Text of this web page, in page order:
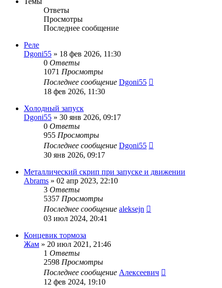
Ответы
Просмотры
Последнее сообщение
Реле
Dgoni55 » 18 фев 2026, 11:30
0 Ответы
1071 Просмотры
Последнее сообщение Dgoni55
18 фев 2026, 11:30
Холодный запуск
Dgoni55 » 30 янв 2026, 09:17
0 Ответы
955 Просмотры
Последнее сообщение Dgoni55
30 янв 2026, 09:17
Металлический скрип при запуске и движении
Abrams » 02 апр 2023, 22:10
3 Ответы
5357 Просмотры
Последнее сообщение aleksejn
03 июл 2024, 20:41
Концевик тормоза
Жам » 20 июл 2021, 21:46
1 Ответы
2598 Просмотры
Последнее сообщение Алексеевич
12 фев 2024, 19:10